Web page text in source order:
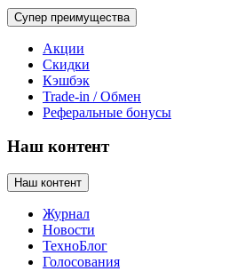
Супер преимущества
Акции
Скидки
Кэшбэк
Trade-in / Обмен
Реферальные бонусы
Наш контент
Наш контент
Журнал
Новости
ТехноБлог
Голосования